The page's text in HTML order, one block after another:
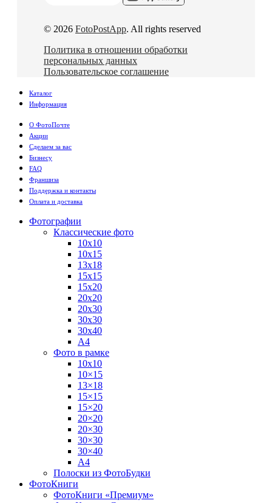
© 2026 FotoPostApp. All rights reserved
Политика в отношении обработки
персональных данных
Пользовательское соглашение
Каталог
Информация
О ФотоПочте
Акции
Сделаем за вас
Бизнесу
FAQ
Франшиза
Поддержка и контакты
Оплата и доставка
Фотографии
Классические фото
10х10
10х15
13х18
15х15
15х20
20х20
20х30
30х30
30х40
А4
Фото в рамке
10х10
10×15
13×18
15×15
15×20
20×20
20×30
30×30
30×40
A4
Полоски из ФотоБудки
ФотоКниги
ФотоКниги «Премиум»